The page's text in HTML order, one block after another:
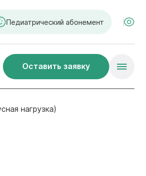
Педиатрический абонемент
Оставить заявку
нагрузка)